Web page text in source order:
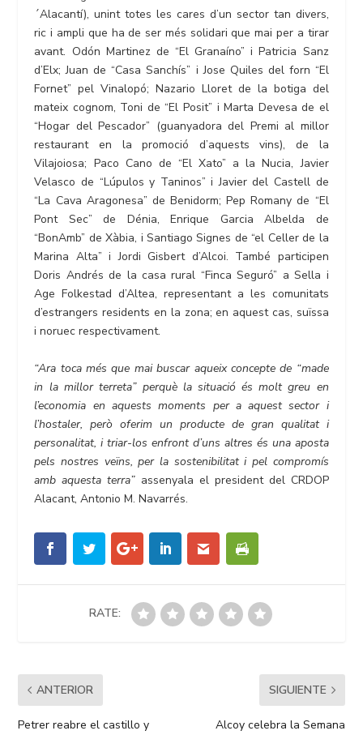
´Alacantí), unint totes les cares d’un sector tan divers,
ric i ampli que ha de ser més solidari que mai per a tirar
avant. Odón Martinez de “El Granaíno” i Patricia Sanz
d’Elx; Juan de “Casa Sanchís” i Jose Quiles del forn “El
Fornet” pel Vinalopó; Nazario Lloret de la botiga del
mateix cognom, Toni de “El Posit” i Marta Devesa de el
“Hogar del Pescador” (guanyadora del Premi al millor
restaurant en la promoció d’aquests vins), de la
Vilajoiosa; Paco Cano de “El Xato” a la Nucia, Javier
Velasco de “Lúpulos y Taninos” i Javier del Castell de
“La Cava Aragonesa” de Benidorm; Pep Romany de “El
Pont Sec” de Dénia, Enrique Garcia Albelda de
“BonAmb” de Xàbia, i Santiago Signes de “el Celler de la
Marina Alta” i Jordi Gisbert d’Alcoi. També participen
Doris Andrés de la casa rural “Finca Seguró” a Sella i
Age Folkestad d’Altea, representant a les comunitats
d’estrangers residents en la zona; en aquest cas, suïssa
i noruec respectivament.
“Ara toca més que mai buscar aqueix concepte de “made
in la millor terreta” perquè la situació és molt greu en
l’economia en aquests moments per a aquest sector i
l’hostaler, però oferim un producte de gran qualitat i
personalitat, i triar-los enfront d’uns altres és una aposta
pels nostres veïns, per la sostenibilitat i pel compromís
amb aquesta terra” assenyala el president del CRDOP
Alacant, Antonio M. Navarrés.
RATE:
ANTERIOR
Petrer reabre el castillo y
SIGUIENTE
Alcoy celebra la Semana